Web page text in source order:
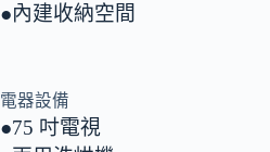
●內建收納空間
電器設備
●75 吋電視